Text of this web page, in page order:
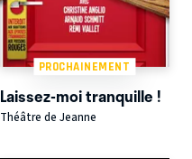
PROCHAINEMENT
Laissez-moi tranquille !
Théâtre de Jeanne